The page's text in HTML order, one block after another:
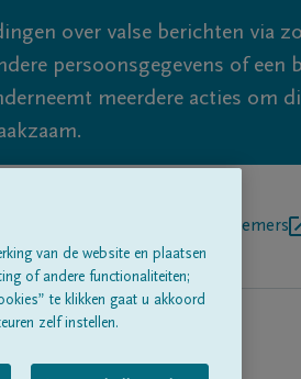
over valse berichten via
persoonsgegevens of een
meerdere acties om
Begrafenisondernemers
van de website en plaatsen
of andere functionaliteiten;
te klikken gaat u akkoord
zelf instellen.